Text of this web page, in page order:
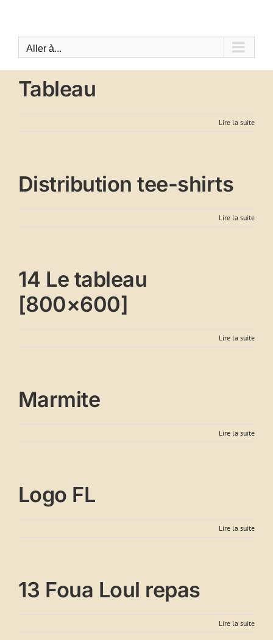
Aller à...
Tableau
Lire la suite
Distribution tee-shirts
Lire la suite
14 Le tableau
[800×600]
Lire la suite
Marmite
Lire la suite
Logo FL
Lire la suite
13 Foua Loul repas
Lire la suite